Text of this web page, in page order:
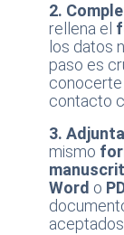
2.
rellena el
los datos
paso es
conocerte
contacto
3.
mismo
Word o